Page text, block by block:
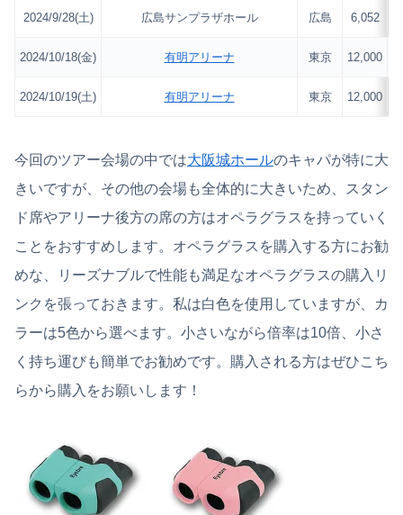
2024/9/28(土) 広島サンプラザホール 広島 6,052
2024/10/18(金) 有明アリーナ 東京 12,000
2024/10/19(土) 有明アリーナ 東京 12,000
今回のツアー会場の中では大阪城ホールのキャパが特に大
きいですが、その他の会場も全体的に大きいため、スタン
ド席やアリーナ後方の席の方はオペラグラスを持っていく
ことをおすすめします。オペラグラスを購入する方にお勧
めな、リーズナブルで性能も満足なオペラグラスの購入リ
ンクを張っておきます。私は白色を使用していますが、カ
ラーは5色から選べます。小さいながら倍率は10倍、小さ
く持ち運びも簡単でお勧めです。購入される方はぜひこち
らから購入をお願いします！